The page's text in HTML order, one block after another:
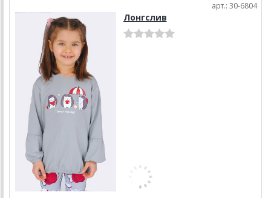
арт.: 30-6804
Лонгслив